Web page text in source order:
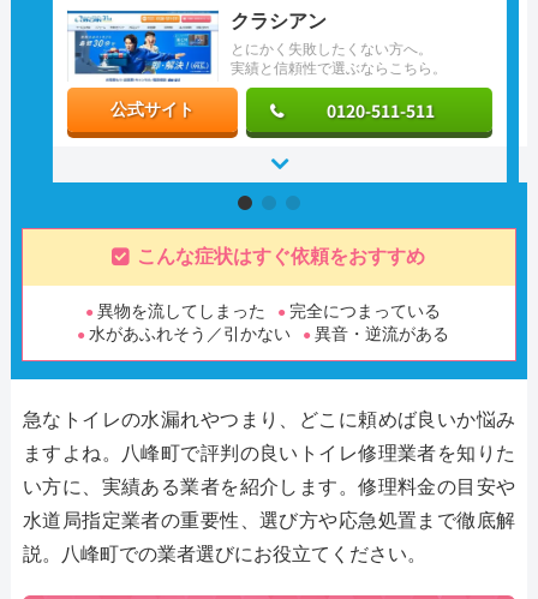
とにかく失敗したくない方へ。
実績と信頼性で選ぶならこちら。
クラシアン
公式サイト 0120-511-511
こんな症状はすぐ依頼をおすすめ
異物を流してしまった
完全につまっている
水があふれそう／引かない
異音・逆流がある
急なトイレの水漏れやつまり、どこに頼めば良いか悩み
ますよね。八峰町で評判の良いトイレ修理業者を知りた
い方に、実績ある業者を紹介します。修理料金の目安や
水道局指定業者の重要性、選び方や応急処置まで徹底解
説。八峰町での業者選びにお役立てください。